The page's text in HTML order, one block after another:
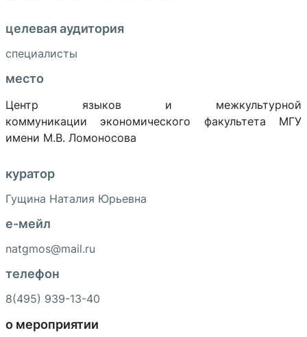
целевая аудитория
специалисты
место
Центр языков и межкультурной
коммуникацииэкономического факультета МГУ
имени М.В. Ломоносова
куратор
Гущина Наталия Юрьевна
e-мейл
natgmos@mail.ru
телефон
8(495) 939-13-40
о мероприятии